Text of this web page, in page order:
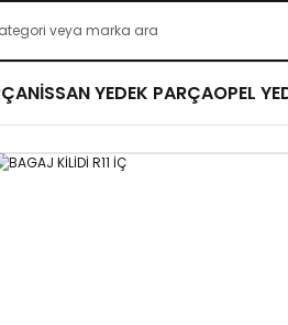
NİSSAN YEDEK PARÇAOPEL